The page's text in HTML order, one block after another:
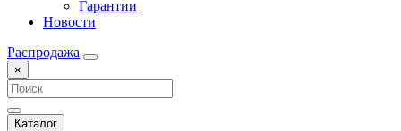
Гарантии
Новости
Распродажа
×
Каталог